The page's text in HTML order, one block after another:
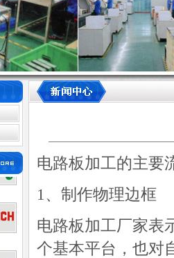
电路板加工的主要
1、制作物理边框
电路板加工厂家表
个基本平台，也对